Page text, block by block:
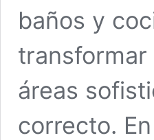
baños y
áreas
correcto.